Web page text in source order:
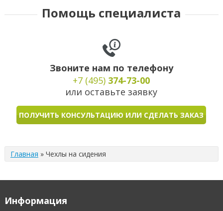
Помощь специалиста
Звоните нам по телефону
+7 (495) 374-73-00
или оставьте заявку
ПОЛУЧИТЬ КОНСУЛЬТАЦИЮ ИЛИ СДЕЛАТЬ ЗАКАЗ
Главная » Чехлы на сидения
Информация